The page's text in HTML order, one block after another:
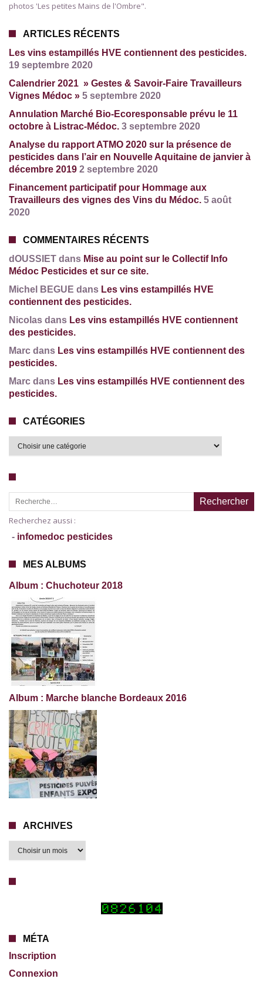
photos 'Les petites Mains de l'Ombre".
ARTICLES RÉCENTS
Les vins estampillés HVE contiennent des pesticides.
19 septembre 2020
Calendrier 2021 » Gestes & Savoir-Faire Travailleurs
Vignes Médoc » 5 septembre 2020
Annulation Marché Bio-Ecoresponsable prévu le 11
octobre à Listrac-Médoc. 3 septembre 2020
Analyse du rapport ATMO 2020 sur la présence de
pesticides dans l’air en Nouvelle Aquitaine de janvier à
décembre 2019 2 septembre 2020
Financement participatif pour Hommage aux
Travailleurs des vignes des Vins du Médoc. 5 août
2020
COMMENTAIRES RÉCENTS
dOUSSIET dans Mise au point sur le Collectif Info
Médoc Pesticides et sur ce site.
Michel BEGUE dans Les vins estampillés HVE
contiennent des pesticides.
Nicolas dans Les vins estampillés HVE contiennent
des pesticides.
Marc dans Les vins estampillés HVE contiennent des
pesticides.
Marc dans Les vins estampillés HVE contiennent des
pesticides.
CATÉGORIES
Recherche pour :
Recherchez aussi :
- infomedoc pesticides
MES ALBUMS
Album : Chuchoteur 2018
Album : Marche blanche Bordeaux 2016
ARCHIVES
MÉTA
Inscription
Connexion